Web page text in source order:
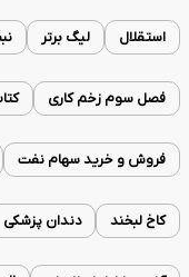
استقلال لیگ برتر
فصل سوم زخم کاری
فروش و خرید سهام نفت
کاخ لبخند دندان پزشکی